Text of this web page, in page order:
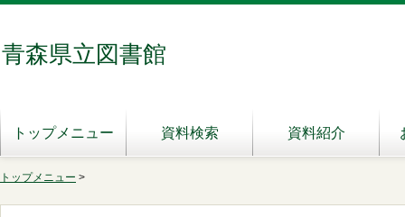
青森県立図書館
トップメニュー 資料検索 資料紹介
トップメニュー >